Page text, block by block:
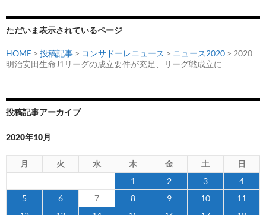
ョ
ン
ただいま表示されているページ
HOME > 投稿記事 > コンサドーレニュース > ニュース2020 > 2020
明治安田生命J1リーグの成立要件が充足、リーグ戦成立に
投稿記事アーカイブ
2020年10月
月 火 水 木 金 土
日
1
2 3
4
5
6 7 8 9 10
11